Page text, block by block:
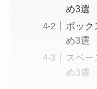
め3選
ボック
め3選
スペ
め3選